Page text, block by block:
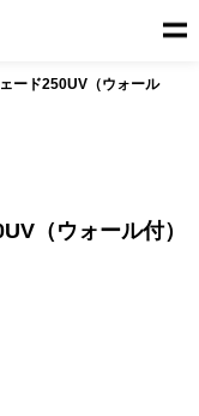
ード250UV（ウォール
（ウォール付）